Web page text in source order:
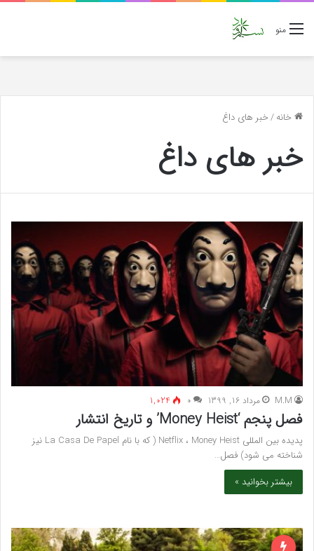
منو
خانه/خبر های داغ
خبر های داغ
M.M مرداد 16, 1399 ۰ 1,024
فصل پنجم ‘Money Heist’ و تاریخ انتشار
پدیده بین المللی Netflix ، Money Heist ( که با نام La Casa De Papel نیز
شناخته می شود) فصل…
بیشتر بخوانید »